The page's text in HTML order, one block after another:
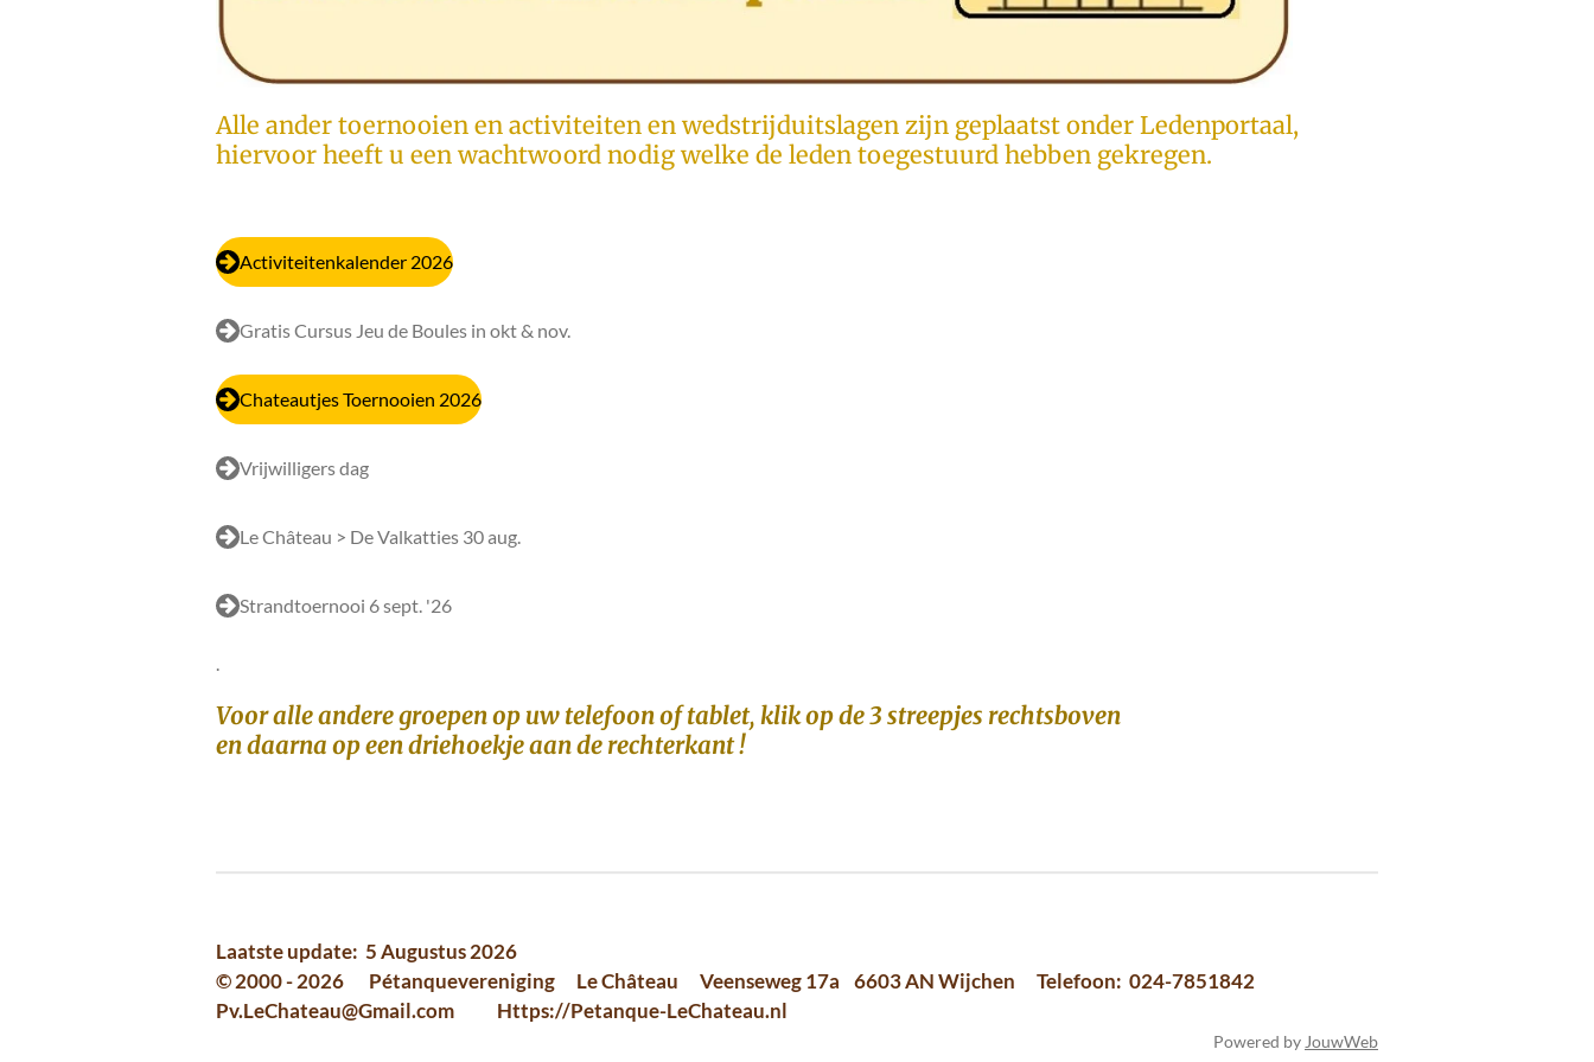
Alle ander toernooien en activiteiten en wedstrijduitslagen zijn geplaatst onder Ledenportaal,
hiervoor heeft u een wachtwoord nodig welke de leden toegestuurd hebben gekregen.
Activiteitenkalender 2026
Gratis Cursus Jeu de Boules in okt & nov.
Chateautjes Toernooien 2026
Vrijwilligers dag
Le Château > De Valkatties 30 aug.
Strandtoernooi 6 sept. '26
.
Voor alle andere groepen op uw telefoon of tablet, klik op de 3 streepjes rechtsboven
en daarna op een driehoekje aan de rechterkant !
Laatste update: 5 Augustus 2026
© 2000 - 2026 Pétanquevereniging Le Château Veenseweg 17a 6603 AN Wijchen Telefoon: 024-7851842
Pv.LeChateau@Gmail.com Https://Petanque-LeChateau.nl
Powered by JouwWeb